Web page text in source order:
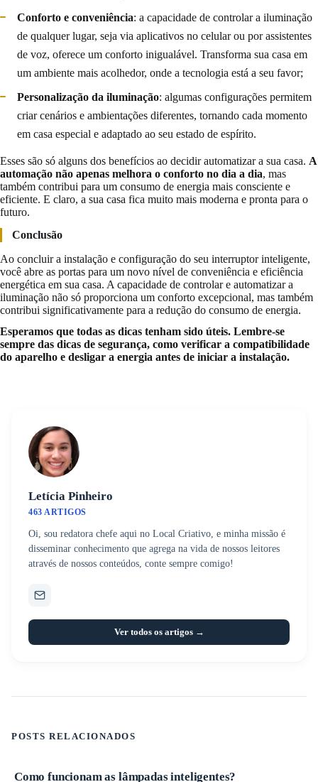
Conforto e conveniência: a capacidade de controlar a iluminação
de qualquer lugar, seja via aplicativos no celular ou por assistentes
de voz, oferece um conforto inigualável. Transforma sua casa em
um ambiente mais acolhedor, onde a tecnologia está a seu favor;
Personalização da iluminação: algumas configurações permitem
criar cenários e ambientações diferentes, tornando cada momento
em casa especial e adaptado ao seu estado de espírito.
Esses são só alguns dos benefícios ao decidir automatizar a sua casa. A
automação não apenas melhora o conforto no dia a dia, mas
também contribui para um consumo de energia mais consciente e
eficiente. E claro, a sua casa fica muito mais moderna e pronta para o
futuro.
Conclusão
Ao concluir a instalação e configuração do seu interruptor inteligente,
você abre as portas para um novo nível de conveniência e eficiência
energética em sua casa. A capacidade de controlar e automatizar a
iluminação não só proporciona um conforto excepcional, mas também
contribui significativamente para a redução do consumo de energia.
Esperamos que todas as dicas tenham sido úteis. Lembre-se
sempre das dicas de segurança, como verificar a compatibilidade
do aparelho e desligar a energia antes de iniciar a instalação.
Letícia Pinheiro
463 ARTIGOS
Oi, sou redatora chefe aqui no Local Criativo, e minha missão é
disseminar conhecimento que agrega na vida de nossos leitores
através de nossos conteúdos, conte sempre comigo!
Ver todos os artigos →
POSTS RELACIONADOS
Iluminação inteligente
Como funcionam as lâmpadas inteligentes?